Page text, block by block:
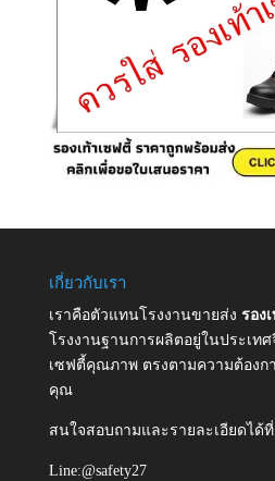
เกี่ยวกับเรา
เราคือตัวแทนโรงงานขายส่ง รอง
โรงงานฐานการผลิตอยู่ในประเท
เซฟตี้คุณภาพ ตรงตามความต้องก
คุณ
สนใจสอบถามและรายละเอียดได้ที่
Line:@safety27